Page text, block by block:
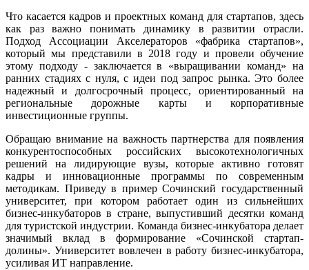
Что касается кадров и проектных команд для стартапов, здесь
как раз важно понимать динамику в развитии отрасли.
Подход Ассоциации Акселераторов «фабрика стартапов»,
который мы представили в 2018 году и провели обучение
этому подходу - заключается в «выращивании команд» на
ранних стадиях с нуля, с идеи под запрос рынка. Это более
надежный и долгосрочный процесс, ориентированный на
региональные дорожные карты и корпоративные
инвестиционные группы.
Обращаю внимание на важность партнерства для появления
конкурентоспособных российских высокотехнологичных
решений на лидирующие вузы, которые активно готовят
кадры и инновационные программы по современным
методикам. Приведу в пример Сочинский государственный
университет, при котором работает один из сильнейших
бизнес-инкубаторов в стране, выпустивший десятки команд
для туристской индустрии. Команда бизнес-инкубатора делает
значимый вклад в формирование «Сочинской стартап-
долины». Университет вовлечен в работу бизнес-инкубатора,
усиливая ИТ направление.